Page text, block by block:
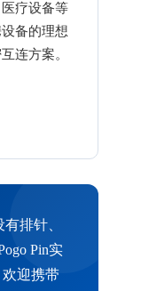
疗设备等
备的理想
连方案。
排针、
Pin实
迎携带